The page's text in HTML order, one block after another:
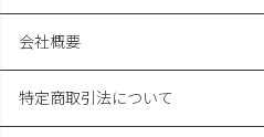
会社概要
特定商取引法について